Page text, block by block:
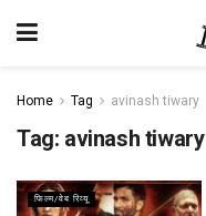
Home Tag avinash tiwary
Tag: avinash tiwary
फिल्म/वेब रिव्यू